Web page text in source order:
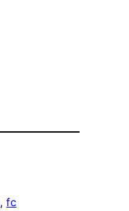
, fc